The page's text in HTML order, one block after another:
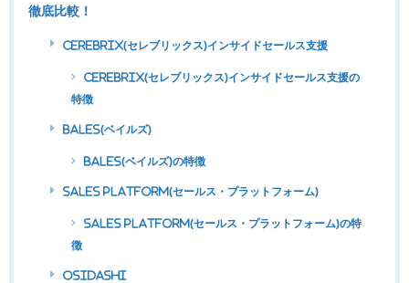
徹底比較！
CEREBRIX(セレブリックス)インサイドセールス支援
CEREBRIX(セレブリックス)インサイドセールス支援の
特徴
BALES(ベイルズ)
BALES(ベイルズ)の特徴
Sales Platform(セールス・プラットフォーム)
Sales Platform(セールス・プラットフォーム)の特
徴
OSIDASHI